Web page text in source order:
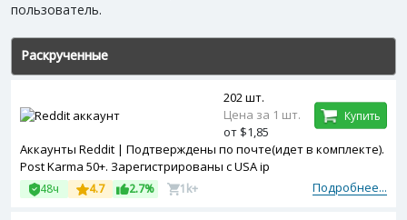
пользователь.
Раскрученные
Аккаунты Reddit | Подтверждены по почте(идет в комплекте).
Post Karma 50+. Зарегистрированы с USA ip
Подробнее...
48ч 4.7 2.7% 1k+
202 шт.
Цена за 1 шт.
от $1,85
Купить